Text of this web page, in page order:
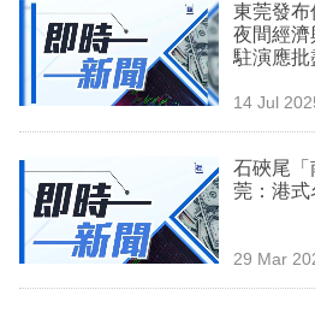
場
生
時
事
東莞發
夜間經濟
駐演應批
14 Jul
石硤尾「
莞：港
29 Mar